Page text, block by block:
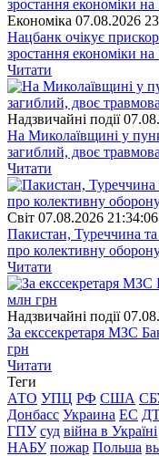
Економіка 07.08.2026
Нацбанк очікує
зростання економіки на
Читати
Надзвичайні події
На Миколаївщині у
загиблий, двоє
Читати
Свiт 07.08.2026 21:34:06
Пакистан, Туреччина та
про колективну
Читати
Надзвичайні події
За екссекретаря МЗС
грн
Читати
Теги
АТО УПЦ РФ США
Донбасс Украина ЕС
ГПУ суд війна в Україні
НАБУ пожар Польша